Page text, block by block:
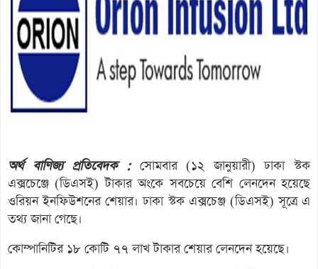
অর্থ বাণিজ্য প্রতিবেদক : সোমবার (১২ জানুয়ারী) ঢাকা স্টক
এক্সচেঞ্জে (ডিএসই) টাকার অংকে সবচেয়ে বেশি লেনদেন হয়েছে
ওরিয়ন ইনফিউশনের শেয়ার। ঢাকা স্টক এক্সচেঞ্জ (ডিএসই) সূত্রে এ
তথ্য জানা গেছে।
কোম্পানিটির ১৮ কোটি ৭৭ লাখ টাকার শেয়ার লেনদেন হয়েছে।